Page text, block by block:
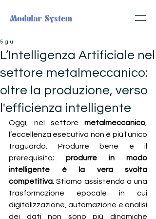
L’Intelligenza Artificiale nel
settore metalmeccanico:
oltre la produzione, verso
l'efficienza intelligente
5 giu
Oggi, nel settore metalmeccanico
l’eccellenza esecutiva non è più l'unico
traguardo. Produrre bene è il
prerequisito; produrre in modo
intelligente è la vera svolta
competitiva. Stiamo assistendo a una
trasformazione epocale in cui
digitalizzazione, automazione e analisi
dei dati non sono più dinamiche